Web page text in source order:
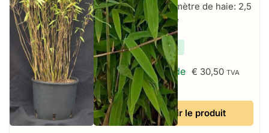
Par mètre de haie: 2,5
par mètre
✔ En stock
À partir de € 30,50 TVA
incluse
Voir le produit